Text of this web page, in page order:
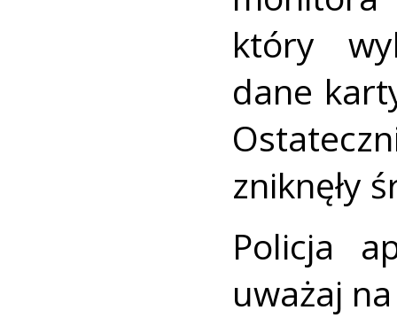
który
dane
zniknęły
Policja
uważaj